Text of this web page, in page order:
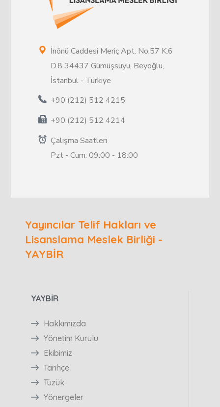
İnönü Caddesi Meriç Apt. No.57 K.6
D.8 34437 Gümüşsuyu, Beyoğlu,
İstanbul - Türkiye
+90 (212) 512 4215
+90 (212) 512 4214
Çalışma Saatleri
Pzt - Cum: 09:00 - 18:00
Yayıncılar Telif Hakları ve
Lisanslama Meslek Birliği -
YAYBİR
YAYBİR
Hakkımızda
Yönetim Kurulu
Ekibimiz
Tarihçe
Tüzük
Yönergeler